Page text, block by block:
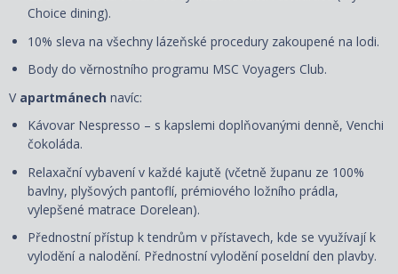
Choice dining).
10% sleva na všechny lázeňské procedury zakoupené na lodi.
Body do věrnostního programu MSC Voyagers Club.
V apartmánech navíc:
Kávovar Nespresso – s kapslemi doplňovanými denně, Venchi
čokoláda.
Relaxační vybavení v každé kajutě (včetně županu ze 100%
bavlny, plyšových pantoflí, prémiového ložního prádla,
vylepšené matrace Dorelean).
Přednostní přístup k tendrům v přístavech, kde se využívají k
vylodění a nalodění. Přednostní vylodění poseldní den plavby.